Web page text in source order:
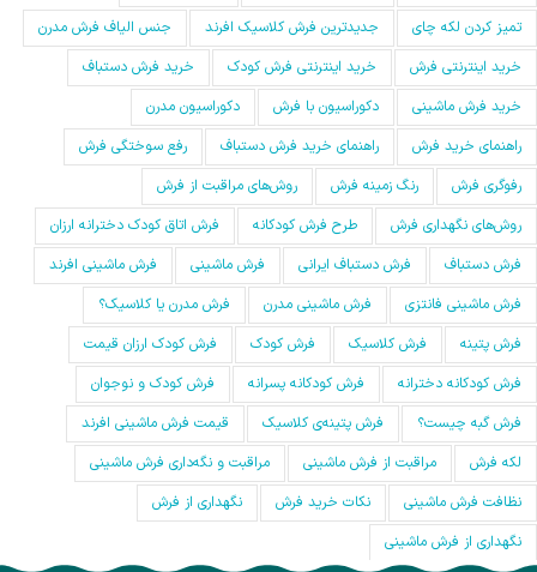
تمیز کردن لکه چای
جدیدترین فرش کلاسیک افرند
جنس الیاف فرش مدرن
خرید اینترنتی فرش
خرید اینترنتی فرش کودک
خرید فرش دستباف
خرید فرش ماشینی
دکوراسیون با فرش
دکوراسیون مدرن
راهنمای خرید فرش
راهنمای خرید فرش دستباف
رفع سوختگی فرش
رفوگری فرش
رنگ زمینه فرش
روش‌های مراقبت از فرش
روش‌های نگهداری فرش
طرح فرش کودکانه
فرش اتاق کودک دخترانه ارزان
فرش دستباف
فرش دستباف ایرانی فرش ماشینی
فرش ماشینی افرند
فرش ماشینی فانتزی
فرش ماشینی مدرن
فرش مدرن یا کلاسیک؟
فرش پتینه
فرش کلاسیک فرش کودک
فرش کودک ارزان قیمت
فرش کودکانه دخترانه
فرش کودکانه پسرانه
فرش کودک و نوجوان
فرش گبه چیست؟
فرش‌ پتینه‌ی کلاسیک
قیمت فرش ماشینی افرند
لکه فرش
مراقبت از فرش ماشینی
مراقبت و نگه‌داری فرش ماشینی
نظافت فرش ماشینی
نکات خرید فرش
نگهداری از فرش
نگهداری از فرش ماشینی